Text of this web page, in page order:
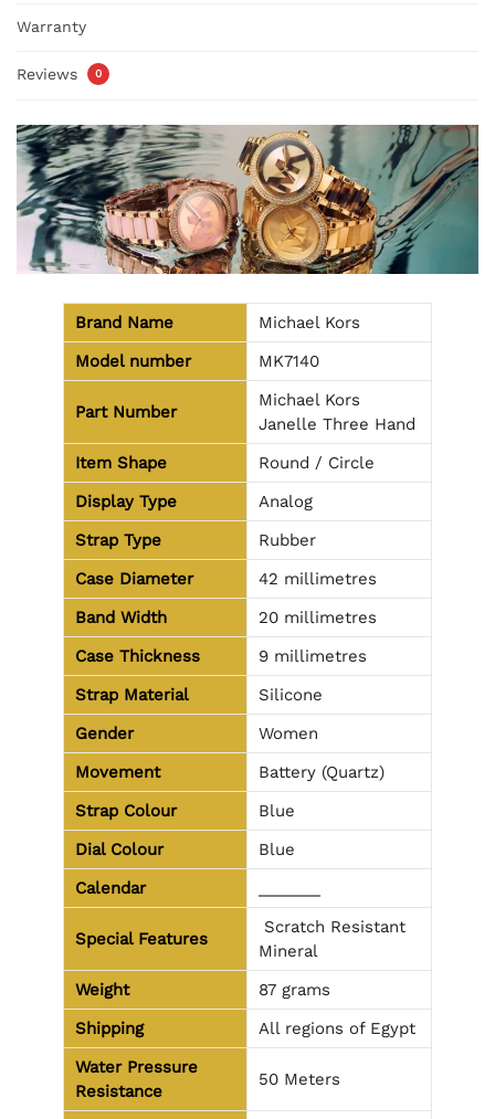
Warranty
Reviews 0
Brand Name
Michael Kors
Model number
MK7140
Part Number
Michael Kors
Janelle Three Hand
Item Shape
Round / Circle
Display Type
Analog
Strap Type
Rubber
Case Diameter
42 millimetres
Band Width
20 millimetres
Case Thickness
9 millimetres
Strap Material
Silicone
Gender
Women
Movement
Battery (Quartz)
Strap Colour
Blue
Dial Colour
Blue
Calendar
Special Features
Scratch Resistant
Mineral
Weight
87 grams
Shipping
All regions of Egypt
Water Pressure
Resistance
50 Meters